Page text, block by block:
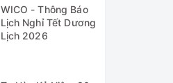
WICO - Thông Báo
Lịch Nghỉ Tết Dương
Lịch 2026